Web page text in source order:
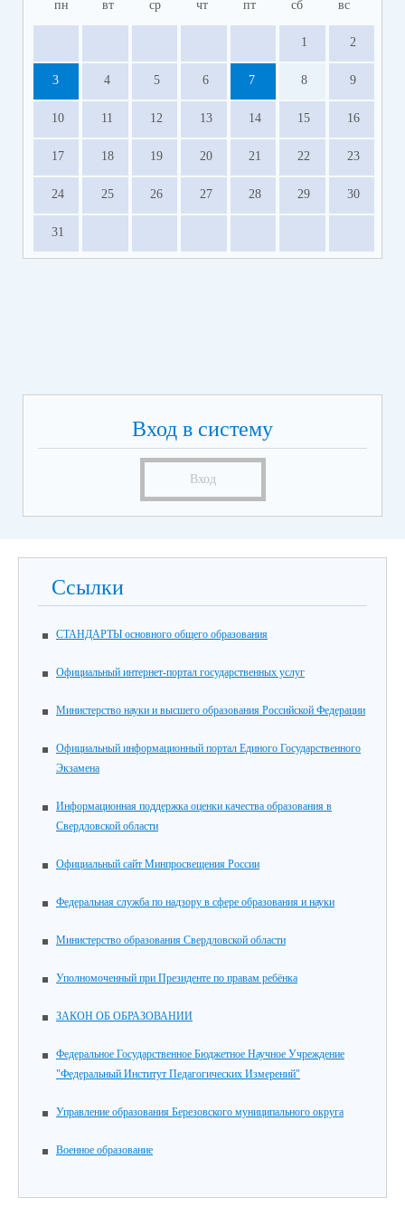
отпуском специалистов ПМПК не будет работать
с 1 по 28 июля 2026 года.
пн вт ср чт пт сб вс
1 2
3 4 5 6 7 8 9
10 11 12 13 14 15 16
17 18 19 20 21 22 23
24 25 26 27 28 29 30
31
Вход в систему
Вход
Ссылки
СТАНДАРТЫ основного общего образования
Официальный интернет-портал государственных услуг
Министерство науки и высшего образования Российской Федерации
Официальный информационный портал Единого Государственного
Экзамена
Информационная поддержка оценки качества образования в
Свердловской области
Официальный сайт Минпросвещения России
Федеральная служба по надзору в сфере образования и науки
Министерство образования Свердловской области
Уполномоченный при Президенте по правам ребёнка
ЗАКОН ОБ ОБРАЗОВАНИИ
Федеральное Государственное Бюджетное Научное Учреждение
"Федеральный Институт Педагогических Измерений"
Управление образования Березовского муниципального округа
Военное образование